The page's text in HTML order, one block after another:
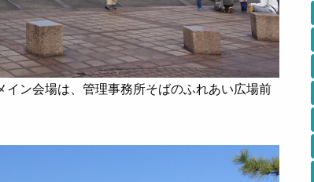
ン会場は、管理事務所そばのふれあい広場前